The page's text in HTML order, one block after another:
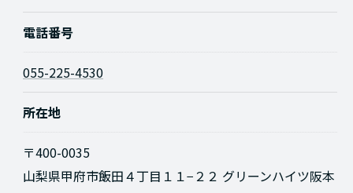
電話番号
055-225-4530
所在地
〒400-0035
山梨県甲府市飯田４丁目１１−２２ グリーンハイツ阪本